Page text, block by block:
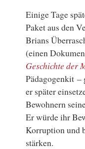
Einige Tage
Paket aus den
Brians
(einen
Geschichte der
Pädagogenkit
er später
Bewohnern
Er würde ihr
Korruption und
stärken.